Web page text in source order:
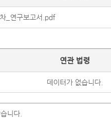
_연구보고서.pdf
연관 법령
데이터가 없습니다.
니다.